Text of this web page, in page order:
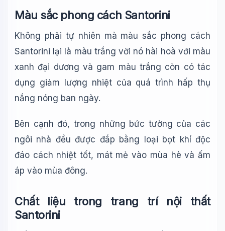
Màu sắc phong cách Santorini
Không phải tự nhiên mà màu sắc phong cách
Santorini lại là màu trắng vời nó hài hoà với màu
xanh đại dương và gam màu trắng còn có tác
dụng giảm lượng nhiệt của quá trình hấp thụ
nắng nóng ban ngày.
Bên cạnh đó, trong những bức tường của các
ngôi nhà đều được đắp bằng loại bọt khí độc
đáo cách nhiệt tốt, mát mẻ vào mùa hè và ấm
áp vào mùa đông.
Chất liệu trong trang trí nội thất
Santorini